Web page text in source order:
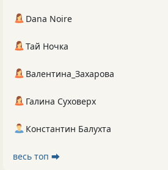
Dana Noire
Тай Ночка
Валентина_Захарова
Галина Суховерх
Константин Балухта
весь топ ⮕